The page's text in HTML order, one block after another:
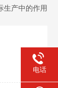
生产中的作用
电话